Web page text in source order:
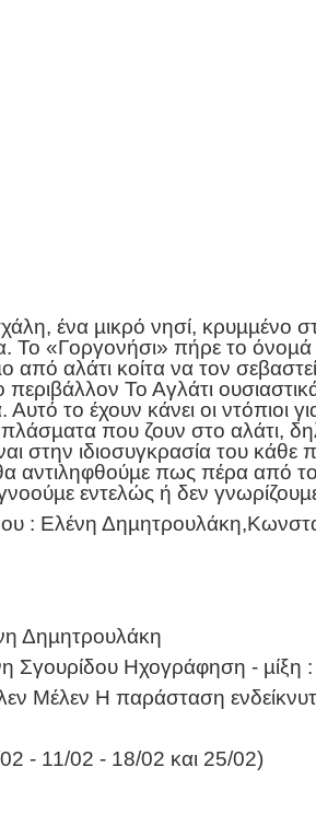
ένα µικρό νησί, κρυµµένο
Το «Γοργονήσι» ​πήρε το
αλάτι κοίτα να τον σεβαστείς
Το Αγλάτι
το έχουν κάνει οι ντόπιοι
που ζουν στο αλάτι,
στην ιδιοσυγκρασία του κάθε
αντιληφθούµε πως πέρα από
εντελώς ή δεν
: Eλένη
Δηµητρουλάκη
Σγουρίδου Ηχογράφηση - µίξη :
Η παράσταση
- 11/02 - 18/02 και 25/02)